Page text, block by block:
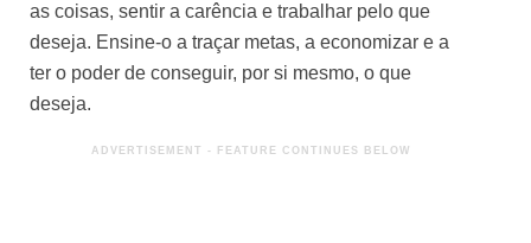
as coisas, sentir a carência e trabalhar pelo que
deseja. Ensine-o a traçar metas, a economizar e a
ter o poder de conseguir, por si mesmo, o que
deseja.